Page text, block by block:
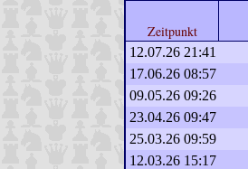
Zeitpunkt
12.07.26 21:41
17.06.26 08:57
09.05.26 09:26
23.04.26 09:47
25.03.26 09:59
12.03.26 15:17